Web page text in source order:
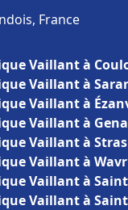
France
Vaillant à
Vaillant à
Vaillant à
Vaillant à
Vaillant à
Vaillant à
Vaillant à Saint
Vaillant à